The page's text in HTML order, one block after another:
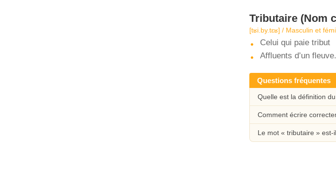
Tributaire (Nom
[tʁi.by.tɛʁ] / Masculin et
Celui qui paie tribut
Affluents d’un fleuve.
Questions fréquentes
Quelle est la définition
Comment écrire
Le mot « tributaire »